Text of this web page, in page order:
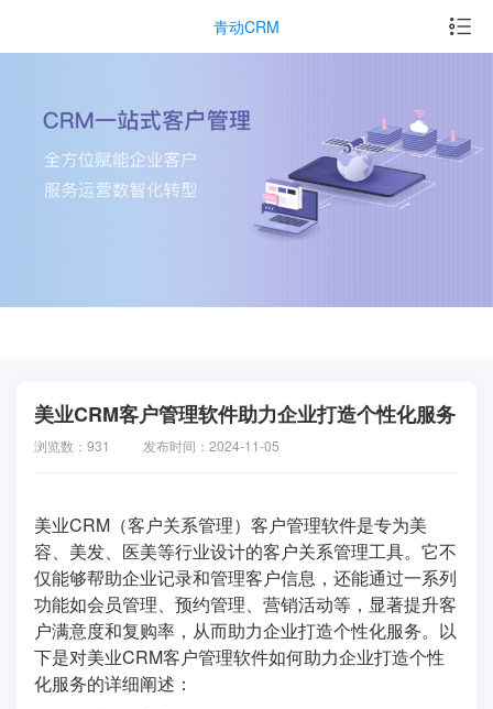
青动CRM
美业CRM客户管理软件助力企业打造个性化服务
浏览数：931 发布时间：2024-11-05
美业CRM（客户关系管理）客户管理软件是专为美
容、美发、医美等行业设计的客户关系管理工具。它不
仅能够帮助企业记录和管理客户信息，还能通过一系列
功能如会员管理、预约管理、营销活动等，显著提升客
户满意度和复购率，从而助力企业打造个性化服务。以
下是对美业CRM客户管理软件如何助力企业打造个性
化服务的详细阐述：